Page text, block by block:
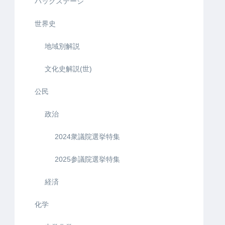
世界史
地域別解説
文化史解説(世)
公民
政治
2024衆議院選挙特集
2025参議院選挙特集
経済
化学